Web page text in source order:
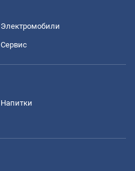
Электромобили
Сервис
Напитки